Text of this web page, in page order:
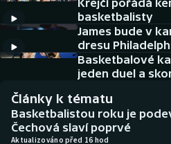
Americký fotbal
Baseball a softbal
Biatlon
NEPŘEHLÉDNĚTE
Soutěže
Aplikace ČT sport
Krejčí pořádá
basketbalisty
James bude v
dresu
Basketbalové
jeden duel a
Články k tématu
Basketbalistou roku je
Čechová slaví poprvé
Aktualizováno před 16 hod